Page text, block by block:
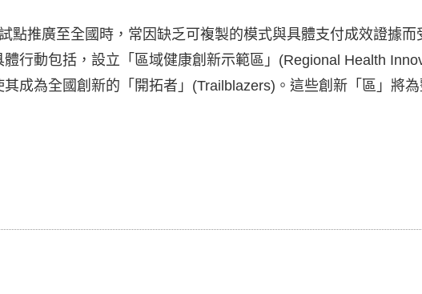
點推廣至全國時，常因缺乏可複製的模式與具體支付成效證據
行動包括，設立「區域健康創新示範區」(Regional Health
成為全國創新的「開拓者」(Trailblazers)。這些創新「區」將